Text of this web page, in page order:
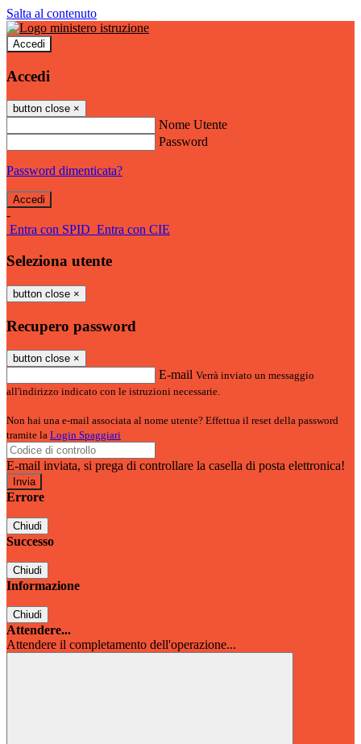
Salta al contenuto
Accedi
Accedi
button close ×
Nome Utente
Password
Password dimenticata?
-
Entra con SPID Entra con CIE
Seleziona utente
button close ×
Recupero password
button close ×
E-mail Verrà inviato un messaggio
all'indirizzo indicato con le istruzioni necessarie.
Non hai una e-mail associata al nome utente? Effettua il reset della password
tramite la Login Spaggiari
E-mail inviata, si prega di controllare la casella di posta elettronica!
Errore
Chiudi
Successo
Chiudi
Informazione
Chiudi
Attendere...
Attendere il completamento dell'operazione...